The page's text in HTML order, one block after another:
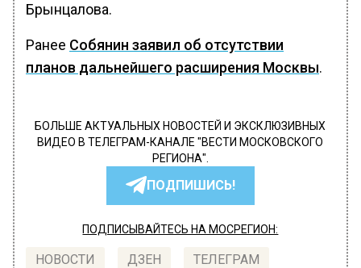
Брынцалова.
Ранее Собянин заявил об отсутствии
планов дальнейшего расширения Москвы.
БОЛЬШЕ АКТУАЛЬНЫХ НОВОСТЕЙ И ЭКСКЛЮЗИВНЫХ
ВИДЕО В ТЕЛЕГРАМ-КАНАЛЕ "ВЕСТИ МОСКОВСКОГО
РЕГИОНА".
ПОДПИШИСЬ!
ПОДПИСЫВАЙТЕСЬ НА МОСРЕГИОН:
НОВОСТИ ДЗЕН ТЕЛЕГРАМ